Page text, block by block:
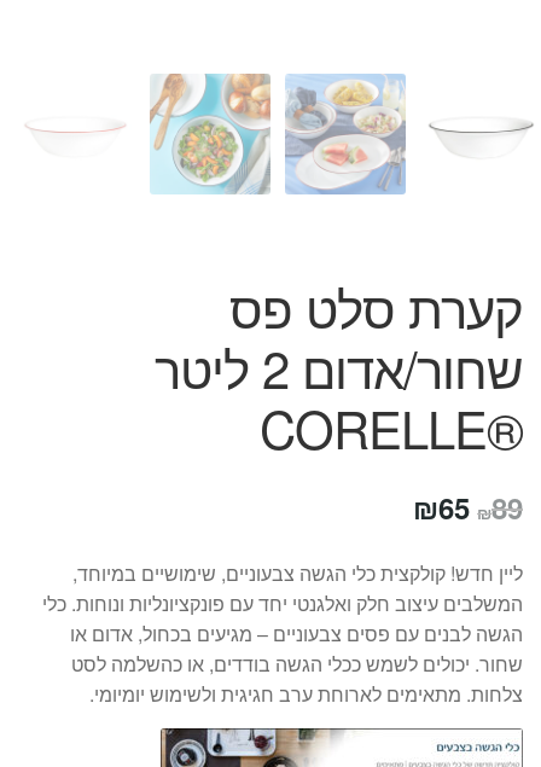
קערת סלט פס
שחור/אדום 2 ליטר
®CORELLE
₪89 המחיר
היה:
₪89.
₪65
הוא:
₪65.
ליין חדש! קולקצית כלי הגשה צבעוניים, שימושיים במיוחד,
המשלבים עיצוב חלק ואלגנטי יחד עם פונקציונליות ונוחות. כלי
הגשה לבנים עם פסים צבעוניים – מגיעים בכחול, אדום או
שחור. יכולים לשמש ככלי הגשה בודדים, או כהשלמה לסט
צלחות. מתאימים לארוחת ערב חגיגית ולשימוש יומיומי.